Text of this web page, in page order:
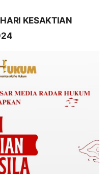
KESAKTIAN